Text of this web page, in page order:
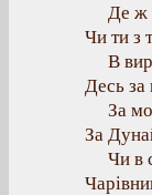
Де ж
Чи ти з
В
Десь за
За
За
Чи в